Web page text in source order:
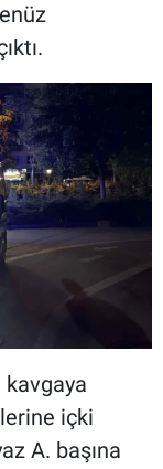
kavgaya
içki
A. başına